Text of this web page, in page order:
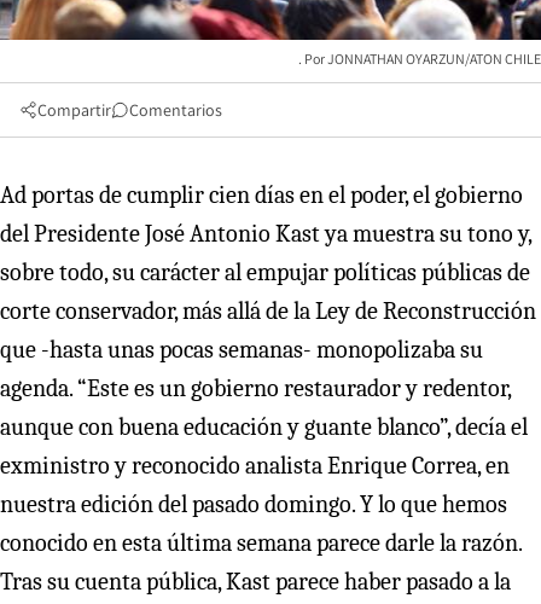
JONNATHAN OYARZUN/ATON CHILE
Compartir Comentarios
Ad portas de cumplir cien días en el poder, el gobierno
del Presidente José Antonio Kast ya muestra su tono y,
sobre todo, su carácter al empujar políticas públicas de
corte conservador, más allá de la Ley de Reconstrucción
que -hasta unas pocas semanas- monopolizaba su
agenda. “Este es un gobierno restaurador y redentor,
aunque con buena educación y guante blanco”, decía el
exministro y reconocido analista Enrique Correa, en
nuestra edición del pasado domingo. Y lo que hemos
conocido en esta última semana parece darle la razón.
Tras su cuenta pública, Kast parece haber pasado a la